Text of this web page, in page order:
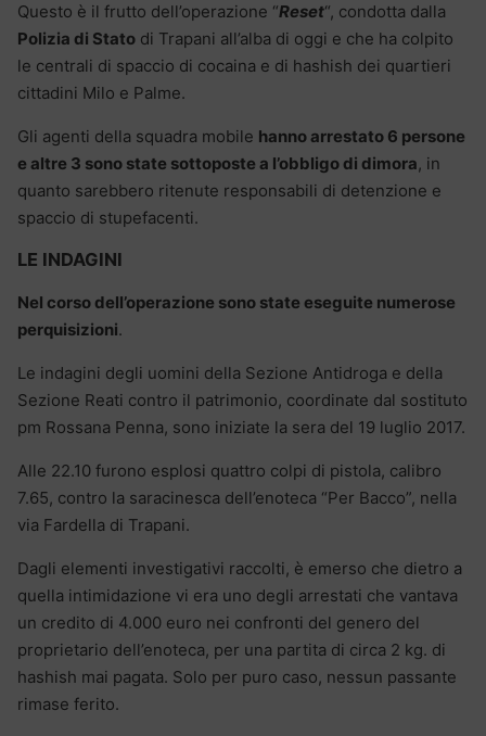
Questo è il frutto dell’operazione “Reset“, condotta dalla
Polizia di Stato di Trapani all’alba di oggi e che ha colpito
le centrali di spaccio di cocaina e di hashish dei quartieri
cittadini Milo e Palme.
Gli agenti della squadra mobile hanno arrestato 6 persone
e altre 3 sono state sottoposte a l’obbligo di dimora, in
quanto sarebbero ritenute responsabili di detenzione e
spaccio di stupefacenti.
LE INDAGINI
Nel corso dell’operazione sono state eseguite numerose
perquisizioni.
Le indagini degli uomini della Sezione Antidroga e della
Sezione Reati contro il patrimonio, coordinate dal sostituto
pm Rossana Penna, sono iniziate la sera del 19 luglio 2017.
Alle 22.10 furono esplosi quattro colpi di pistola, calibro
7.65, contro la saracinesca dell’enoteca “Per Bacco”, nella
via Fardella di Trapani.
Dagli elementi investigativi raccolti, è emerso che dietro a
quella intimidazione vi era uno degli arrestati che vantava
un credito di 4.000 euro nei confronti del genero del
proprietario dell’enoteca, per una partita di circa 2 kg. di
hashish mai pagata. Solo per puro caso, nessun passante
rimase ferito.